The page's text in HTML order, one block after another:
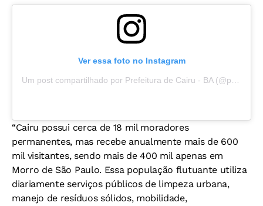
Ver essa foto no Instagram
Um post compartilhado por Prefeitura de Cairu - BA (@prefcairu)
“Cairu possui cerca de 18 mil moradores
permanentes, mas recebe anualmente mais de 600
mil visitantes, sendo mais de 400 mil apenas em
Morro de São Paulo. Essa população flutuante utiliza
diariamente serviços públicos de limpeza urbana,
manejo de resíduos sólidos, mobilidade,